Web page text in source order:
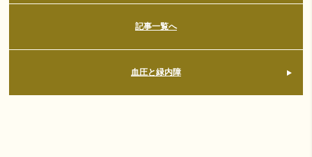
記事一覧へ
血圧と緑内障